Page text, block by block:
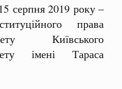
серпня 2019 року –
права
Київського
імені Тараса